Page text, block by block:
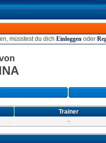
müsstest du dich Einloggen oder
Trainer
-